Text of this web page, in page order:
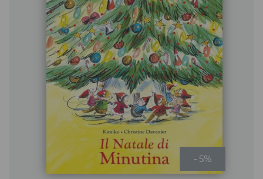
- 5%